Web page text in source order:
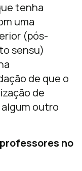
tenha
uma
(pós-
sensu)
de que o
de
outro
no